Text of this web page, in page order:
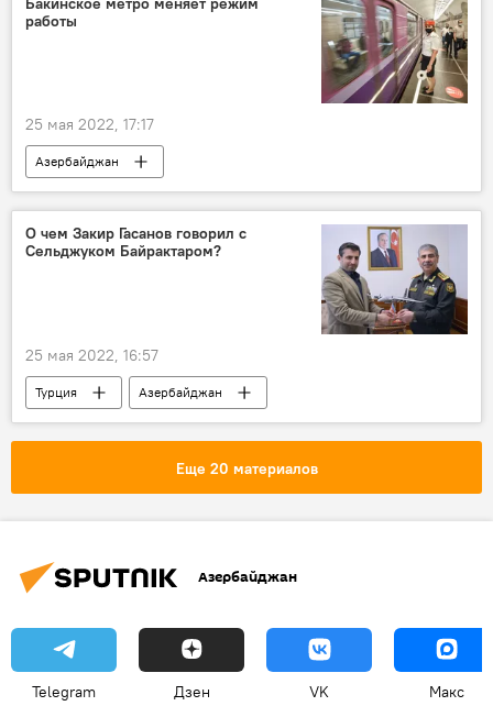
работы
25 мая 2022, 17:17
Азербайджан
ЗАО "Бакинский метрополитен"
График работы
О чем Закир Гасанов говорил с
Сельджуком Байрактаром?
25 мая 2022, 16:57
Турция
Азербайджан
Министерство обороны АР
Еще 20 материалов
Азербайджан
Telegram Дзен VK Макс